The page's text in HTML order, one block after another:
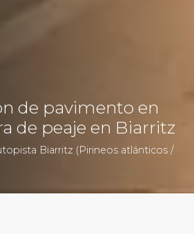
de pavimento en
de peaje en Biarritz
Biarritz (Pirineos atlánticos /